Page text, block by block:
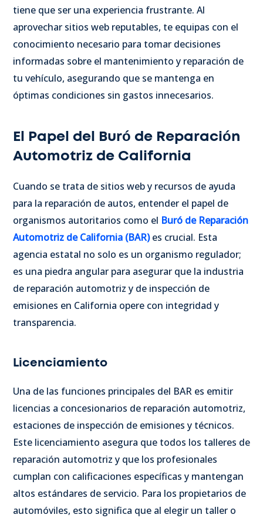
tiene que ser una experiencia frustrante. Al
aprovechar sitios web reputables, te equipas con el
conocimiento necesario para tomar decisiones
informadas sobre el mantenimiento y reparación de
tu vehículo, asegurando que se mantenga en
óptimas condiciones sin gastos innecesarios.
El Papel del Buró de Reparación
Automotriz de California
Cuando se trata de sitios web y recursos de ayuda
para la reparación de autos, entender el papel de
organismos autoritarios como el Buró de Reparación
Automotriz de California (BAR)es crucial. Esta
agencia estatal no solo es un organismo regulador;
es una piedra angular para asegurar que la industria
de reparación automotriz y de inspección de
emisiones en California opere con integridad y
transparencia.
Licenciamiento
Una de las funciones principales del BAR es emitir
licencias a concesionarios de reparación automotriz,
estaciones de inspección de emisiones y técnicos.
Este licenciamiento asegura que todos los talleres de
reparación automotriz y que los profesionales
cumplan con calificaciones específicas y mantengan
altos estándares de servicio. Para los propietarios de
automóviles, esto significa que al elegir un taller o